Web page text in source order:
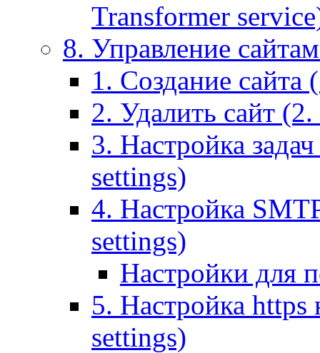
Transformer
8. Управление
1. Создание сайта
2. Удалить сайт
3. Настройка
settings)
4. Настройка
settings)
Настройки для
5. Настройка https
settings)